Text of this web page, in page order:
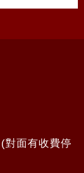
對面有收費停